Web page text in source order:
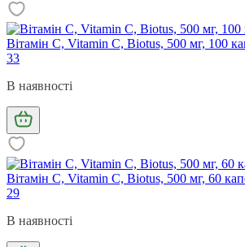
Вітамін С, Vitamin C, Biotus, 500 мг, 100
33
В наявності
Вітамін С, Vitamin C, Biotus, 500 мг, 60
29
В наявності